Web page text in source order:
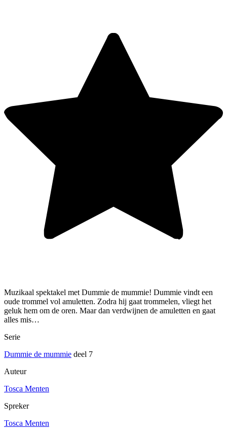
Muzikaal spektakel met Dummie de mummie! Dummie vindt een
oude trommel vol amuletten. Zodra hij gaat trommelen, vliegt het
geluk hem om de oren. Maar dan verdwijnen de amuletten en gaat
alles mis…
Serie
Dummie de mummie deel 7
Auteur
Tosca Menten
Spreker
Tosca Menten